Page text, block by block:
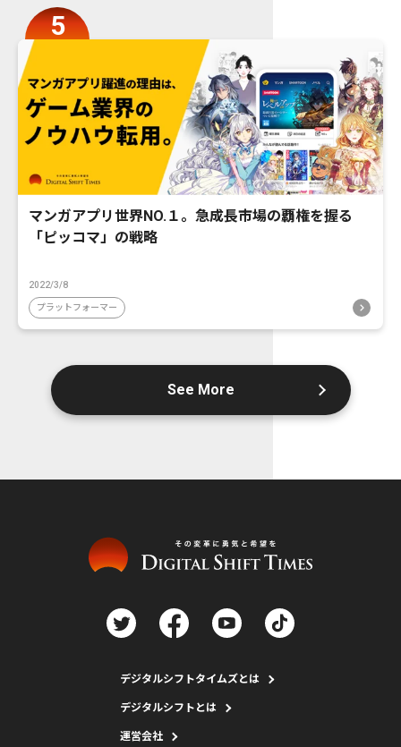
マンガアプリ世界NO.１。急成長市場の覇権を握る
「ピッコマ」の戦略
2022/3/8
プラットフォーマー
See More
デジタルシフトタイムズとは
デジタルシフトとは
運営会社